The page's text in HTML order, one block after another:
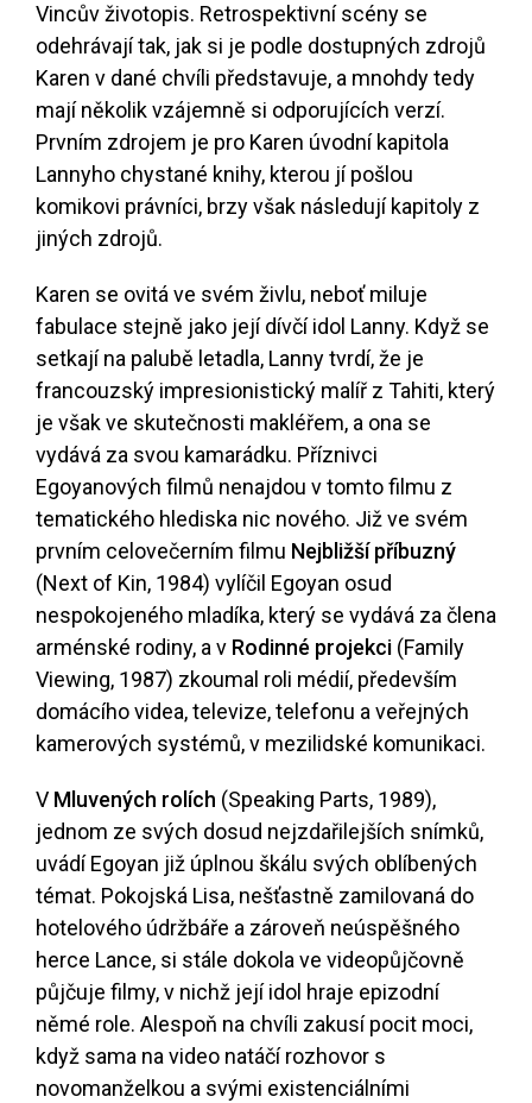
Vincův životopis. Retrospektivní scény se
odehrávají tak, jak si je podle dostupných zdrojů
Karen v dané chvíli představuje, a mnohdy tedy
mají několik vzájemně si odporujících verzí.
Prvním zdrojem je pro Karen úvodní kapitola
Lannyho chystané knihy, kterou jí pošlou
komikovi právníci, brzy však následují kapitoly z
jiných zdrojů.
Karen se ovitá ve svém živlu, neboť miluje
fabulace stejně jako její dívčí idol Lanny. Když se
setkají na palubě letadla, Lanny tvrdí, že je
francouzský impresionistický malíř z Tahiti, který
je však ve skutečnosti makléřem, a ona se
vydává za svou kamarádku. Příznivci
Egoyanových filmů nenajdou v tomto filmu z
tematického hlediska nic nového. Již ve svém
prvním celovečerním filmu Nejbližší příbuzný
(Next of Kin, 1984) vylíčil Egoyan osud
nespokojeného mladíka, který se vydává za člena
arménské rodiny, a v Rodinné projekci (Family
Viewing, 1987) zkoumal roli médií, především
domácího videa, televize, telefonu a veřejných
kamerových systémů, v mezilidské komunikaci.
V Mluvených rolích (Speaking Parts, 1989),
jednom ze svých dosud nejzdařilejších snímků,
uvádí Egoyan již úplnou škálu svých oblíbených
témat. Pokojská Lisa, nešťastně zamilovaná do
hotelového údržbáře a zároveň neúspěšného
herce Lance, si stále dokola ve videopůjčovně
půjčuje filmy, v nichž její idol hraje epizodní
němé role. Alespoň na chvíli zakusí pocit moci,
když sama na video natáčí rozhovor s
novomanželkou a svými existenciálními